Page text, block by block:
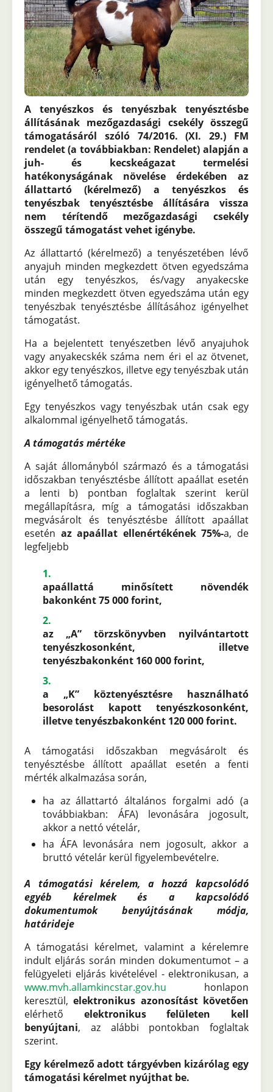
A tenyészkos és tenyészbak tenyésztésbe
állításának mezőgazdasági csekély összegű
támogatásáról szóló 74/2016. (XI. 29.) FM
rendelet (a továbbiakban: Rendelet) alapján a
juh- és kecskeágazat termelési
hatékonyságának növelése érdekében az
állattartó (kérelmező) a tenyészkos és
tenyészbak tenyésztésbe állítására vissza
nem térítendő mezőgazdasági csekély
összegű támogatást vehet igénybe.
Az állattartó (kérelmező) a tenyészetében lévő
anyajuh minden megkezdett ötven egyedszáma
után egy tenyészkos, és/vagy anyakecske
minden megkezdett ötven egyedszáma után egy
tenyészbak tenyésztésbe állításához igényelhet
támogatást.
Ha a bejelentett tenyészetben lévő anyajuhok
vagy anyakecskék száma nem éri el az ötvenet,
akkor egy tenyészkos, illetve egy tenyészbak után
igényelhető támogatás.
Egy tenyészkos vagy tenyészbak után csak egy
alkalommal igényelhető támogatás.
A támogatás mértéke
A saját állományból származó és a támogatási
időszakban tenyésztésbe állított apaállat esetén
a lenti b) pontban foglaltak szerint kerül
megállapításra, míg a támogatási időszakban
megvásárolt és tenyésztésbe állított apaállat
esetén az apaállat ellenértékének 75%-a, de
legfeljebb
apaállattá minősített növendék
bakonként 75 000 forint,
az „A” törzskönyvben nyilvántartott
tenyészkosonként, illetve
tenyészbakonként 160 000 forint,
a „K” köztenyésztésre használható
besorolást kapott tenyészkosonként,
illetve tenyészbakonként 120 000 forint.
A támogatási időszakban megvásárolt és
tenyésztésbe állított apaállat esetén a fenti
mérték alkalmazása során,
ha az állattartó általános forgalmi adó (a
továbbiakban: ÁFA) levonására jogosult,
akkor a nettó vételár,
ha ÁFA levonására nem jogosult, akkor a
bruttó vételár kerül figyelembevételre.
A támogatási kérelem, a hozzá kapcsolódó
egyéb kérelmek és a kapcsolódó
dokumentumok benyújtásának módja,
határideje
A támogatási kérelmet, valamint a kérelemre
indult eljárás során minden dokumentumot – a
felügyeleti eljárás kivételével - elektronikusan, a
www.mvh.allamkincstar.gov.hu honlapon
keresztül,elektronikus azonosítást követően
elérhető elektronikus felületen kell
benyújtani, az alábbi pontokban foglaltak
szerint.
Egy kérelmező adott tárgyévben kizárólag egy
támogatási kérelmet nyújthat be.